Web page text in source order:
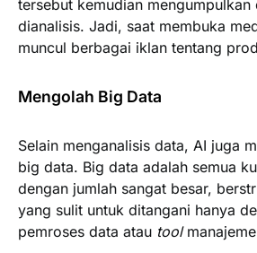
tersebut kemudian mengumpulkan
dianalisis. Jadi, saat membuka
muncul berbagai iklan tentang
Mengolah Big Data
Selain menganalisis data, AI juga
big data. Big data adalah semua
dengan jumlah sangat besar,
yang sulit untuk ditangani hanya
pemroses data atau tool